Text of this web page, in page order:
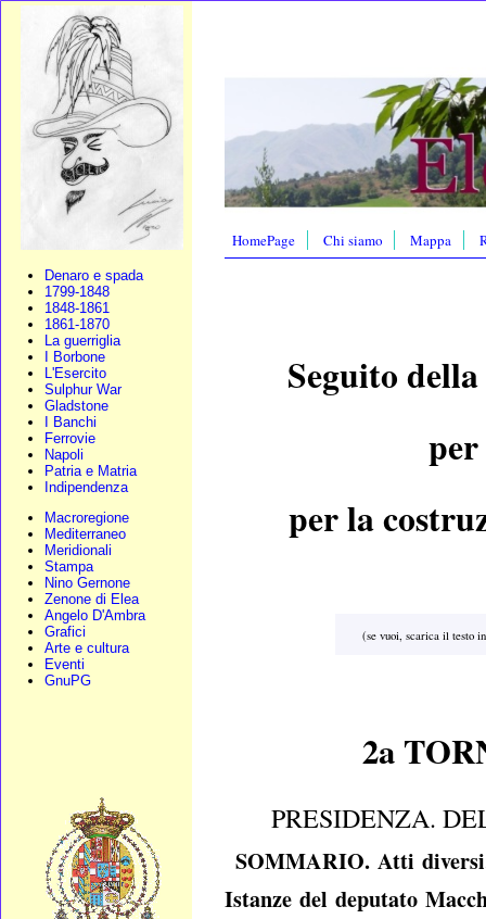
Denaro e spada
1799-1848
1848-1861
1861-1870
La guerriglia
I Borbone
L'Esercito
Sulphur War
Gladstone
I Banchi
Ferrovie
Napoli
Patria e Matria
Indipendenza
Macroregione
Mediterraneo
Meridionali
Stampa
Nino Gernone
Zenone di Elea
Angelo D'Ambra
Grafici
Arte e cultura
Eventi
GnuPG
HomePage Chi siamo Mappa
Seguito
per
per la
(se vuoi, scarica il testo
2a
PRESIDENZA.
SOMMARIO. Atti
Istanze del deputato